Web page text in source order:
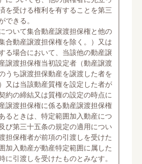
を受ける権利を有することを第三
できる。
ついて集合動産譲渡担保権と他の
合動産譲渡担保権を除く。）又は
る場合において、当該他の動産譲
譲渡担保権当初設定者（動産譲渡
うち譲渡担保動産を譲渡した者を
又は当該動産質権を設定した者が
約の締結又は質権の設定の時点に
譲渡担保権に係る動産譲渡担保権
るときは、特定範囲加入動産につ
び第三十五条の規定の適用につい
担保権者が前項の引渡しを受けた
加入動産が動産特定範囲に属した
に引渡しを受けたものとみなす。